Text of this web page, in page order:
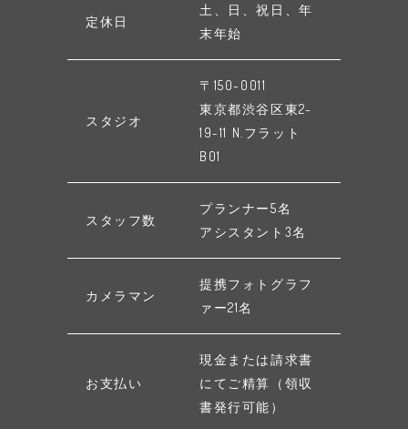
定休日
土、日、祝日、年
末年始
スタジオ
〒150-0011
東京都渋谷区東2-
19-11 N.フラット
B01
スタッフ数
プランナー5名
アシスタント3名
カメラマン
提携フォトグラフ
ァー21名
お支払い
現金または請求書
にてご精算（領収
書発行可能）